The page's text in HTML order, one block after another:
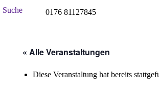
Search:
Suche 0176 81127845
window
« Alle Veranstaltungen
Diese Veranstaltung hat bereits